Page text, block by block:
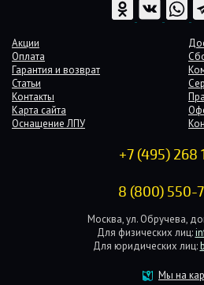
Акции
Оплата
Гарантия и возврат
Статьи
Контакты
Карта сайта
Оснащение ЛПУ
+7 (495) 268
8 (800) 550-
Москва, ул. Обручева,
Для физических лиц:
Для юридических лиц:
Мы на